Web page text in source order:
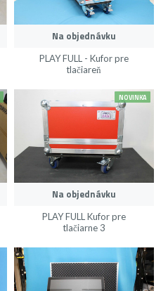
Na objednávku
PLAY FULL - Kufor pre
tlačiareň
NOVINKA
Na objednávku
PLAY FULL Kufor pre
tlačiarne 3